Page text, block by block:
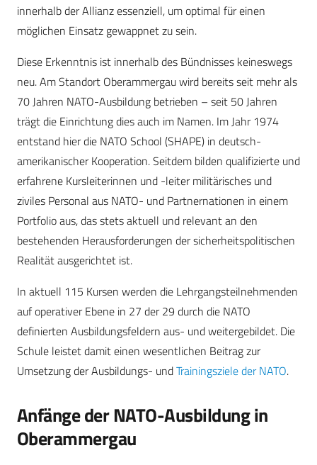
innerhalb der Allianz essenziell, um optimal für einen
möglichen Einsatz gewappnet zu sein.
Diese Erkenntnis ist innerhalb des Bündnisses keineswegs
neu. Am Standort Oberammergau wird bereits seit mehr als
70 Jahren NATO-Ausbildung betrieben – seit 50 Jahren
trägt die Einrichtung dies auch im Namen. Im Jahr 1974
entstand hier die NATO School (SHAPE) in deutsch-
amerikanischer Kooperation. Seitdem bilden qualifizierte und
erfahrene Kursleiterinnen und -leiter militärisches und
ziviles Personal aus NATO- und Partnernationen in einem
Portfolio aus, das stets aktuell und relevant an den
bestehenden Herausforderungen der sicherheitspolitischen
Realität ausgerichtet ist.
In aktuell 115 Kursen werden die Lehrgangsteilnehmenden
auf operativer Ebene in 27 der 29 durch die NATO
definierten Ausbildungsfeldern aus- und weitergebildet. Die
Schule leistet damit einen wesentlichen Beitrag zur
Umsetzung der Ausbildungs- undTrainingsziele der NATO.
Anfänge der NATO-Ausbildung in
Oberammergau